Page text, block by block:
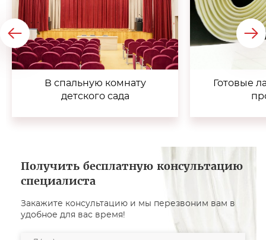
В спальную комнату
детского сада
Готовые
Получить бесплатную консультацию
специалиста
Закажите консультацию и мы перезвоним вам в
удобное для вас время!